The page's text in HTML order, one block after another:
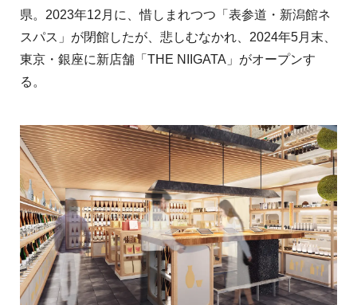
県。2023年12月に、惜しまれつつ「表参道・新潟館ネ
スパス」が閉館したが、悲しむなかれ、2024年5月末、
東京・銀座に新店舗「THE NIIGATA」がオープンす
る。